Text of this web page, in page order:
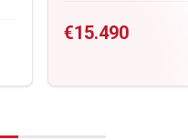
€15.490